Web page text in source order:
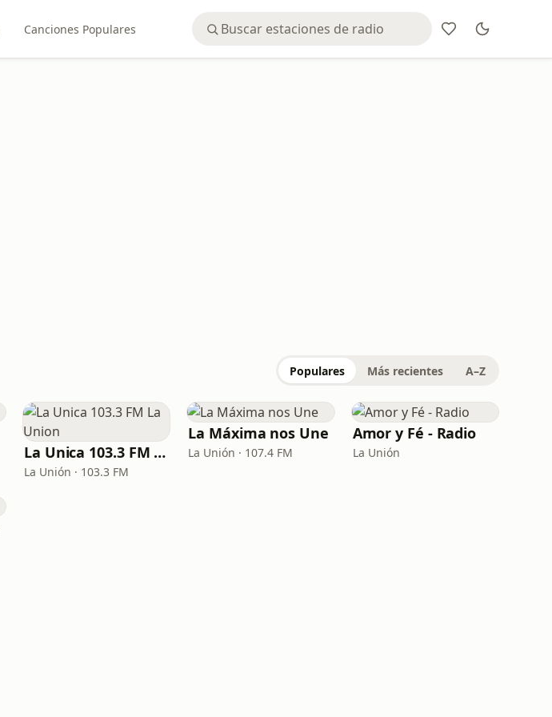
Canciones Populares
Populares Más recientes A–Z
La Unica 103.3 FM La Union
La Unión · 103.3 FM
La Máxima nos Une
La Unión · 107.4 FM
Amor y Fé - Radio
La Unión